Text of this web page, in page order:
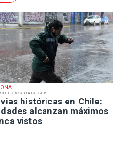
PASADO A LAS 9:35
históricas en Chile:
alcanzan máximos
vistos